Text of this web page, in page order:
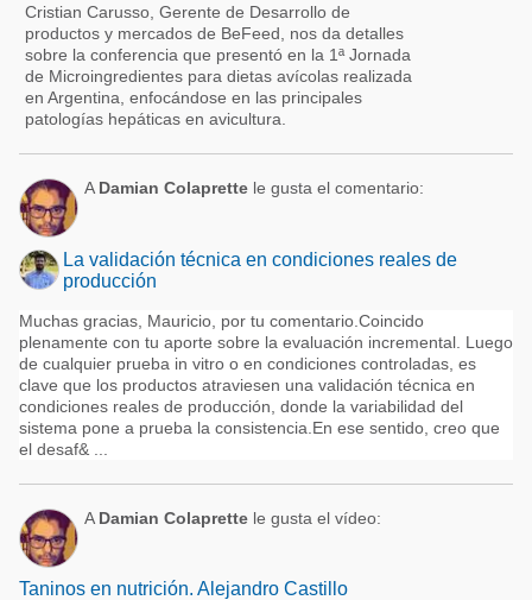
Cristian Carusso, Gerente de Desarrollo de
productos y mercados de BeFeed, nos da detalles
sobre la conferencia que presentó en la 1ª Jornada
de Microingredientes para dietas avícolas realizada
en Argentina, enfocándose en las principales
patologías hepáticas en avicultura.
A Damian Colaprette le gusta el comentario:
La validación técnica en condiciones reales de
producción
Muchas gracias, Mauricio, por tu comentario.Coincido
plenamente con tu aporte sobre la evaluación incremental. Luego
de cualquier prueba in vitro o en condiciones controladas, es
clave que los productos atraviesen una validación técnica en
condiciones reales de producción, donde la variabilidad del
sistema pone a prueba la consistencia.En ese sentido, creo que
el desaf& ...
A Damian Colaprette le gusta el vídeo:
Taninos en nutrición. Alejandro Castillo